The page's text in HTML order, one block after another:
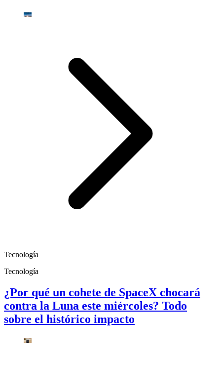
Tecnología
Tecnología
¿Por qué un cohete de SpaceX chocará
contra la Luna este miércoles? Todo
sobre el histórico impacto